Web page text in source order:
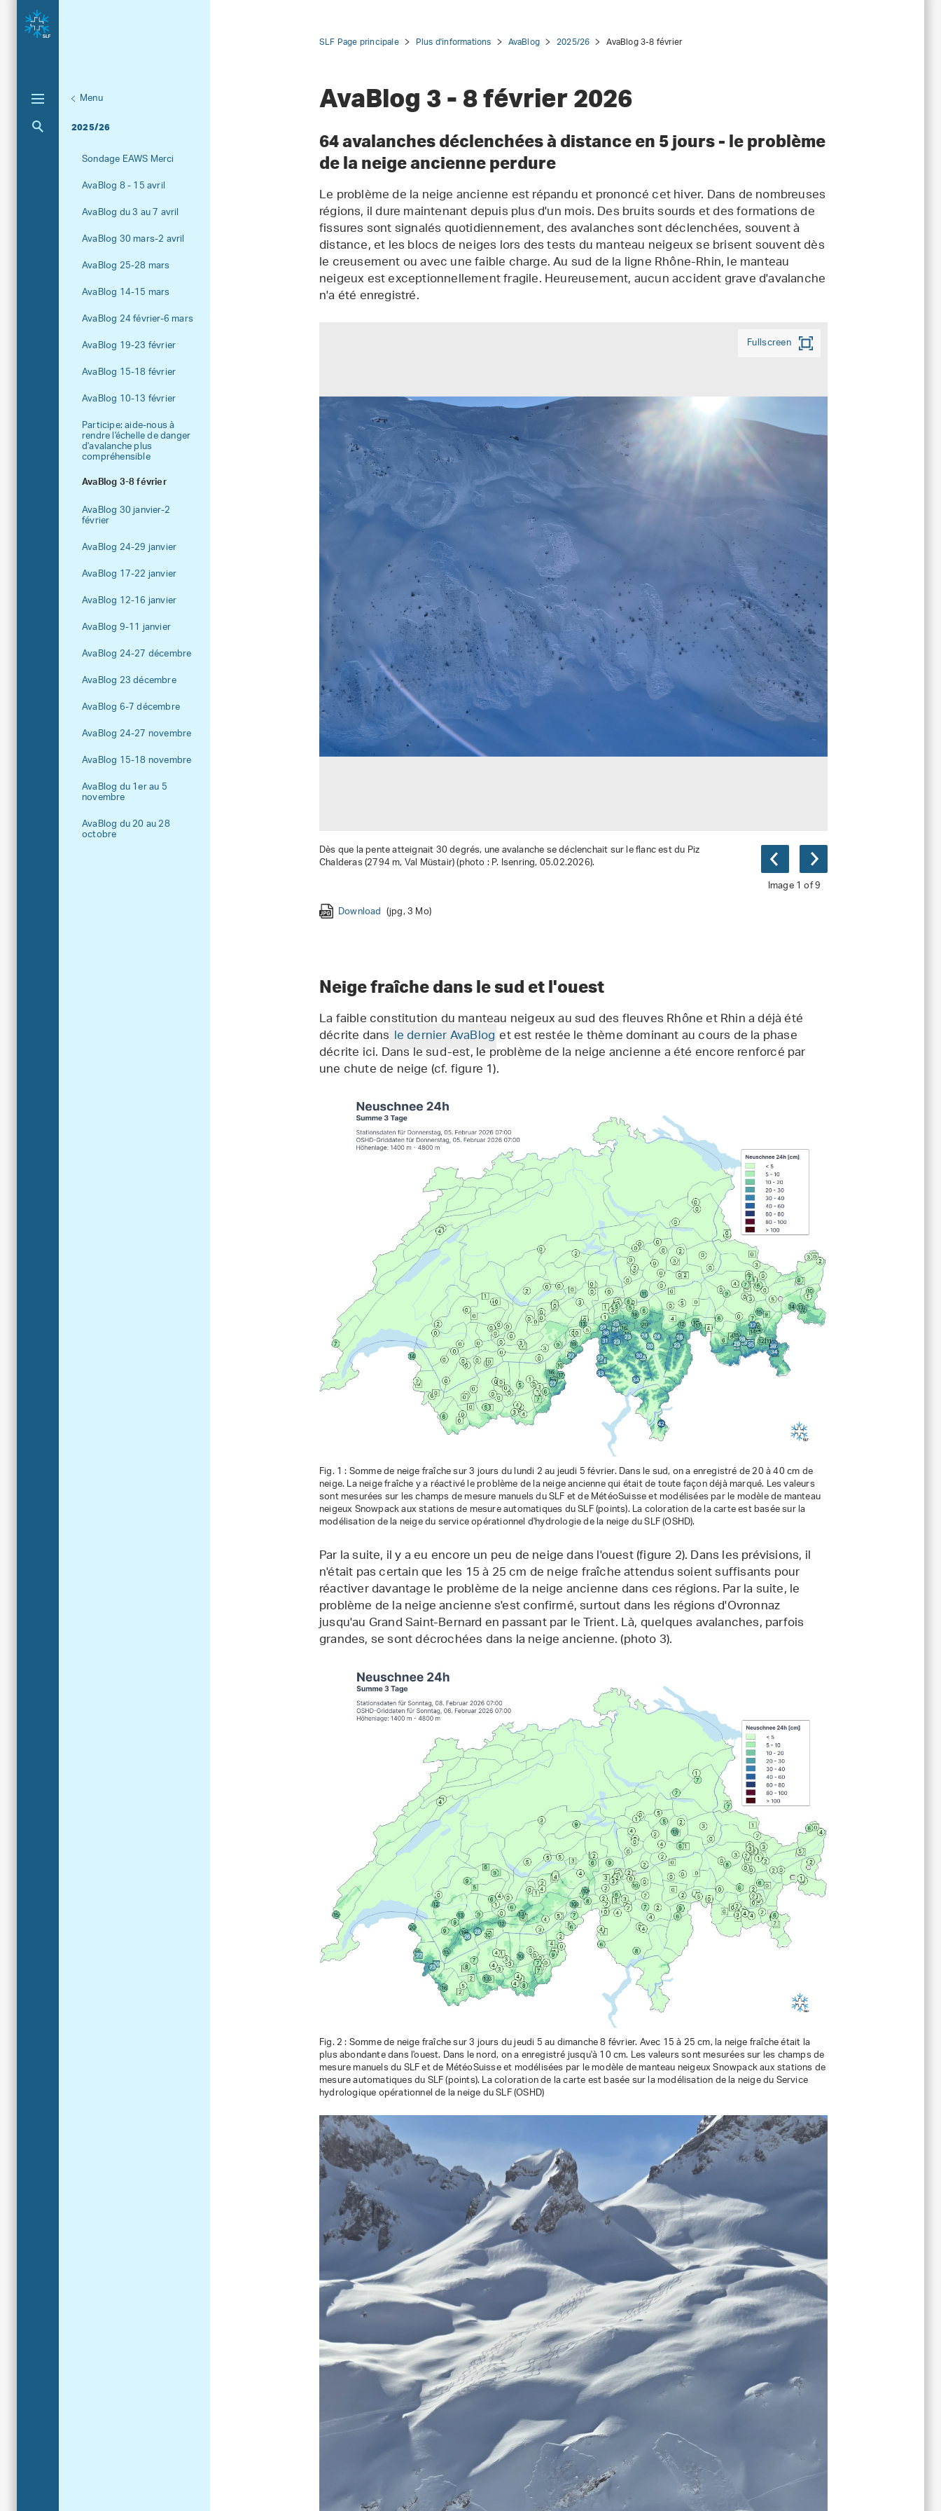
Unternavigation
Menu
2025/26
Aktuelle Navigation
Sondage EAWS Merci
AvaBlog 8 - 15 avril
AvaBlog du 3 au 7 avril
AvaBlog 30 mars-2 avril
AvaBlog 25-28 mars
AvaBlog 14-15 mars
AvaBlog 24 février-6 mars
AvaBlog 19-23 février
AvaBlog 15-18 février
AvaBlog 10-13 février
Participe: aide-nous à
rendre l'échelle de danger
d'avalanche plus
compréhensible
AvaBlog 3-8 février
AvaBlog 30 janvier-2
février
AvaBlog 24-29 janvier
AvaBlog 17-22 janvier
AvaBlog 12-16 janvier
AvaBlog 9-11 janvier
AvaBlog 24-27 décembre
AvaBlog 23 décembre
AvaBlog 6-7 décembre
AvaBlog 24-27 novembre
AvaBlog 15-18 novembre
AvaBlog du 1er au 5
novembre
AvaBlog du 20 au 28
octobre
SLF Page principale Plus d'informations AvaBlog 2025/26 AvaBlog 3-8 février
AvaBlog 3 - 8 février 2026
64 avalanches déclenchées à distance en 5 jours - le problème
de la neige ancienne perdure
Le problème de la neige ancienne est répandu et prononcé cet hiver. Dans de nombreuses
régions, il dure maintenant depuis plus d'un mois. Des bruits sourds et des formations de
fissures sont signalés quotidiennement, des avalanches sont déclenchées, souvent à
distance, et les blocs de neiges lors des tests du manteau neigeux se brisent souvent dès
le creusement ou avec une faible charge. Au sud de la ligne Rhône-Rhin, le manteau
neigeux est exceptionnellement fragile. Heureusement, aucun accident grave d'avalanche
n'a été enregistré.
Fullscreen
Image 1 of 9
Dès que la pente atteignait 30 degrés, une avalanche se déclenchait sur le flanc est du Piz
Chalderas (2794 m, Val Müstair) (photo : P. Isenring, 05.02.2026).
Download (jpg, 3 Mo)
Download (jpg, 3 Mo)
Download (jpg, 2 Mo)
Download (jpg, 4 Mo)
Neige fraîche dans le sud et l'ouest
La faible constitution du manteau neigeux au sud des fleuves Rhône et Rhin a déjà été
décrite dans le dernier AvaBloget est restée le thème dominant au cours de la phase
décrite ici. Dans le sud-est, le problème de la neige ancienne a été encore renforcé par
une chute de neige (cf. figure 1).
Fig. 1 : Somme de neige fraîche sur 3 jours du lundi 2 au jeudi 5 février. Dans le sud, on a enregistré de 20 à 40 cm de
neige. La neige fraîche y a réactivé le problème de la neige ancienne qui était de toute façon déjà marqué. Les valeurs
sont mesurées sur les champs de mesure manuels du SLF et de MétéoSuisse et modélisées par le modèle de manteau
neigeux Snowpack aux stations de mesure automatiques du SLF (points). La coloration de la carte est basée sur la
modélisation de la neige du service opérationnel d'hydrologie de la neige du SLF (OSHD).
Par la suite, il y a eu encore un peu de neige dans l'ouest (figure 2). Dans les prévisions, il
n'était pas certain que les 15 à 25 cm de neige fraîche attendus soient suffisants pour
réactiver davantage le problème de la neige ancienne dans ces régions. Par la suite, le
problème de la neige ancienne s'est confirmé, surtout dans les régions d'Ovronnaz
jusqu'au Grand Saint-Bernard en passant par le Trient. Là, quelques avalanches, parfois
grandes, se sont décrochées dans la neige ancienne. (photo 3).
Fig. 2 : Somme de neige fraîche sur 3 jours du jeudi 5 au dimanche 8 février. Avec 15 à 25 cm, la neige fraîche était la
plus abondante dans l'ouest. Dans le nord, on a enregistré jusqu'à 10 cm. Les valeurs sont mesurées sur les champs de
mesure manuels du SLF et de MétéoSuisse et modélisées par le modèle de manteau neigeux Snowpack aux stations de
mesure automatiques du SLF (points). La coloration de la carte est basée sur la modélisation de la neige du Service
hydrologique opérationnel de la neige du SLF (OSHD)